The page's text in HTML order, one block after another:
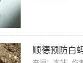
顺德预防白